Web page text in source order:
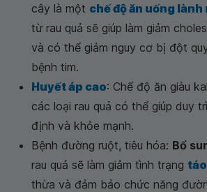
cây là một chế độ ăn uống lành
từ rau quả sẽ giúp làm giảm
và có thể giảm nguy cơ bị đột
bệnh tim.
Huyết áp cao: Chế độ ăn giàu
các loại rau quả có thể giúp duy
định và khỏe mạnh.
Bệnh đường ruột, tiêu hóa: Bổ
rau quả sẽ làm giảm tình trạng
thừa và đảm bảo chức năng